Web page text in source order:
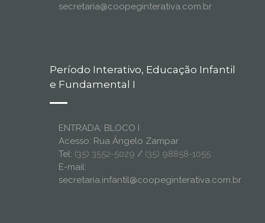
secretaria@coopeginterativa.com.br
Período Interativo, Educação Infantil
e Fundamental I
ENTRADA: BLOCO I
Acesso: Rua Ângelo Zampar
Tel: (35) 3552-5029 / (35) 98858-1055
E-mail:
secretaria.infantil@coopeginterativa.com.br